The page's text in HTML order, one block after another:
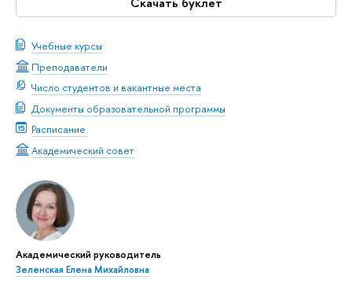
Учебные курсы
Преподаватели
Число студентов и вакантные места
Документы образовательной программы
Расписание
Академический совет
Академический руководитель
Зеленская Елена Михайловна